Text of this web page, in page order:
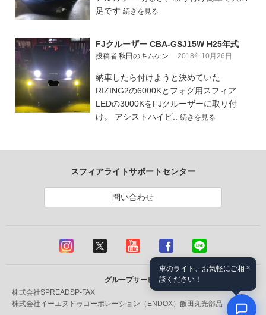
足です 続きを見る
FJクルーザー CBA-GSJ15W H25年式
投稿者 秋田のキムケン 2018年10月26日
納車したら付けようと決めていた
RIZING2の6000Kとフォグ用スフィア
LEDの3000KをFJクルーザーに取り付
け。 アシストハイビ.. 続きを見る
スフィアライトサポートセンター
問い合わせ
グループサービス
株式会社SPREADSP-FAX
株式会社イーエヌドゥコーポレーション（ENDOX） 飯田丸光部品
×
車のライト、お気軽にご相
談ください！